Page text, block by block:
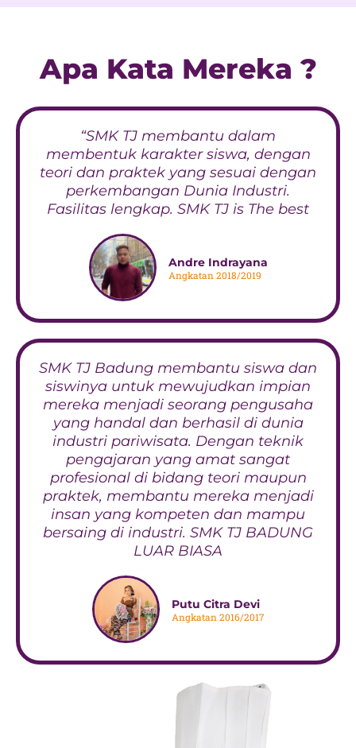
Apa Kata Mereka ?
“SMK TJ membantu dalam
membentuk karakter siswa, dengan
teori dan praktek yang sesuai dengan
perkembangan Dunia Industri.
Fasilitas lengkap. SMK TJ is The best
Andre Indrayana
Angkatan 2018/2019
SMK TJ Badung membantu siswa dan
siswinya untuk mewujudkan impian
mereka menjadi seorang pengusaha
yang handal dan berhasil di dunia
industri pariwisata. Dengan teknik
pengajaran yang amat sangat
profesional di bidang teori maupun
praktek, membantu mereka menjadi
insan yang kompeten dan mampu
bersaing di industri. SMK TJ BADUNG
LUAR BIASA
Putu Citra Devi
Angkatan 2016/2017